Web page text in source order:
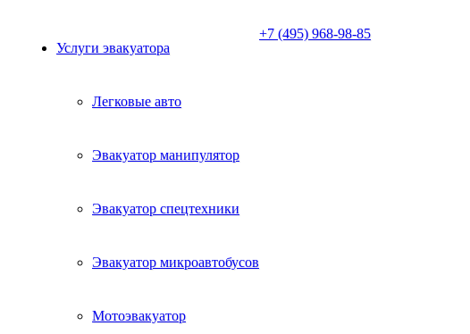
Услуги эвакуатора
Легковые авто
Эвакуатор манипулятор
Эвакуатор спецтехники
Эвакуатор микроавтобусов
Мотоэвакуатор
+7 (495) 968-98-85